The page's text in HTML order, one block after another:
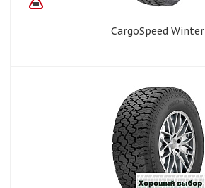
CargoSpeed Winter